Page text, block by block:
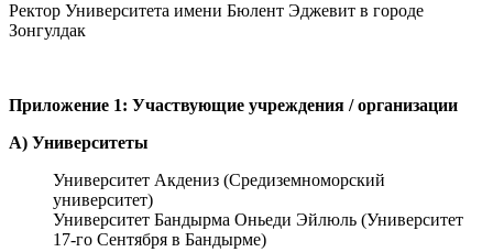
Ректор Университета имени Бюлент Эджевит в городе
Зонгулдак
Приложение 1: Участвующие учреждения / организации
А) Университеты
Университет Акдениз (Средиземноморский
университет)
Университет Бандырма Оньеди Эйлюль (Университет
17-го Сентября в Бандырме)